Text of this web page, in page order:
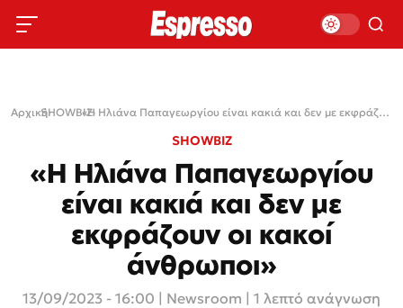
Αρχική›
SHOWBIZ› «Η Ηλιάνα Παπαγεωργίου είναι κακιά και δεν με εκφράζουν οι κακοί άνθρωποι»
SHOWBIZ
«Η Ηλιάνα Παπαγεωργίου
είναι κακιά και δεν με
εκφράζουν οι κακοί
άνθρωποι»
13/09/2023 - 16:00 Newsroom | 1 λεπτό ανάγνωση